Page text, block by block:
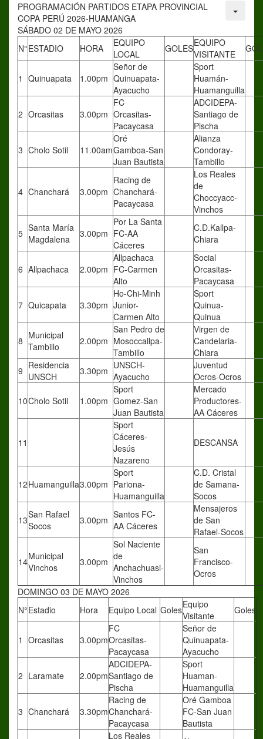
PROGRAMACIÓN PARTIDOS ETAPA PROVINCIAL
COPA PERÚ 2026-HUAMANGA
SÁBADO 02 DE MAYO 2026
N°ESTADIO HORA
EQUIPO
LOCAL
GOLESEQUIPO
VISITANTE
1 Quinuapata 1.00pm
Señor de
Quinuapata-
Ayacucho
Sport
Huamán-
Huamanguilla
2 Orcasitas 3.00pm
FC
Orcasitas-
Pacaycasa
ADCIDEPA-
Santiago de
Pischa
3 Cholo Sotil 11.00am
Oré
Gamboa-San
Juan Bautista
Alianza
Condoray-
Tambillo
4 Chanchará 3.00pm
Racing de
Chanchará-
Pacaycasa
Los Reales
de
Choccyacc-
Vinchos
5 Santa María
Magdalena
3.00pm
Por La Santa
FC-AA
Cáceres
C.D.Kallpa-
Chiara
6 Allpachaca 2.00pm
Allpachaca
FC-Carmen
Alto
Social
Orcasitas-
Pacaycasa
7 Quicapata 3.30pm
Ho-Chi-Minh
Junior-
Carmen Alto
Sport
Quinua-
Quinua
8 Municipal
Tambillo
2.00pm
San Pedro de
Mosoccallpa-
Tambillo
Virgen de
Candelaria-
Chiara
9 Residencia
UNSCH
3.30pm UNSCH-
Ayacucho
Juventud
Ocros-Ocros
10Cholo Sotil 1.00pm
Sport
Gomez-San
Juan Bautista
Mercado
Productores-
AA Cáceres
11
Sport
Cáceres-
Jesús
Nazareno
DESCANSA
12Huamanguilla3.00pm
Sport
Pariona-
Huamanguilla
C.D. Cristal
de Samana-
Socos
13San Rafael
Socos
3.00pm Santos FC-
AA Cáceres
Mensajeros
de San
Rafael-Socos
14Municipal
Vinchos
3.00pm
Sol Naciente
de
Anchachuasi-
Vinchos
San
Francisco-
Ocros
DOMINGO 03 DE MAYO 2026
N°Estadio Hora Equipo Local GolesEquipo
Visitante
Goles
1 Orcasitas 3.00pm
FC
Orcasitas-
Pacaycasa
Señor de
Quinuapata-
Ayacucho
2 Laramate 2.00pm
ADCIDEPA-
Santiago de
Pischa
Sport
Huaman-
Huamanguilla
3 Chanchará 3.30pm
Racing de
Chanchará-
Pacaycasa
Oré Gamboa
FC-San Juan
Bautista
Los Reales